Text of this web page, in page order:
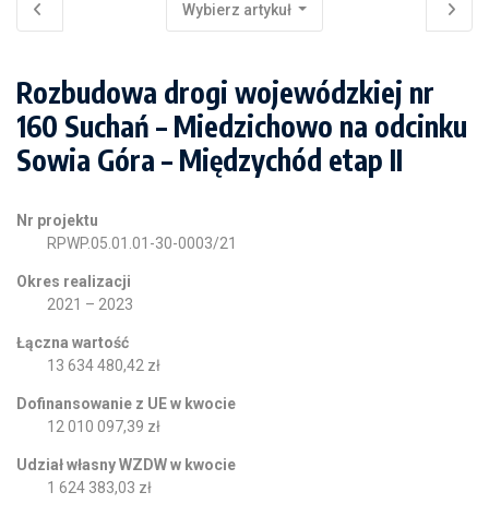
Wybierz artykuł
Rozbudowa drogi wojewódzkiej nr
160 Suchań – Miedzichowo na odcinku
Sowia Góra – Międzychód etap II
Nr projektu
RPWP.05.01.01-30-0003/21
Okres realizacji
2021 – 2023
Łączna wartość
13 634 480,42 zł
Dofinansowanie z UE w kwocie
12 010 097,39 zł
Udział własny WZDW w kwocie
1 624 383,03 zł